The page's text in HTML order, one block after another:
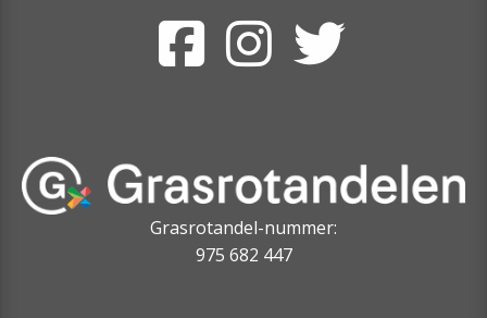
Grasrotandel-nummer:
975 682 447